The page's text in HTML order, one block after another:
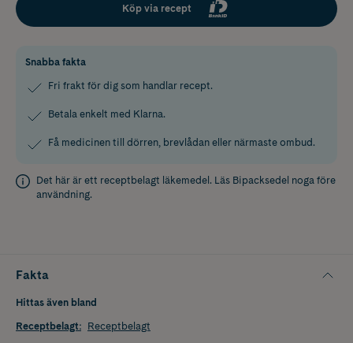
Köp via recept
Snabba fakta
Fri frakt för dig som handlar recept.
Betala enkelt med Klarna.
Få medicinen till dörren, brevlådan eller närmaste ombud.
Det här är ett receptbelagt läkemedel. Läs Bipacksedel noga före
användning.
Fakta
Hittas även bland
Receptbelagt: Receptbelagt